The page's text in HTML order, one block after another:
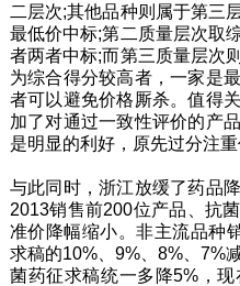
二层次;其他品种则属于第三
最低价中标;第二质量层次取
者两者中标;而第三质量层次
为综合得分较高者，一家是
者可以避免价格厮杀。值得
加了对通过一致性评价的产
是明显的利好，原先过分注
与此同时，浙江放缓了药品
2013销售前200位产品、抗
准价降幅缩小。非主流品种
求稿的10%、9%、8%、7%
菌药征求稿统一多降5%，现